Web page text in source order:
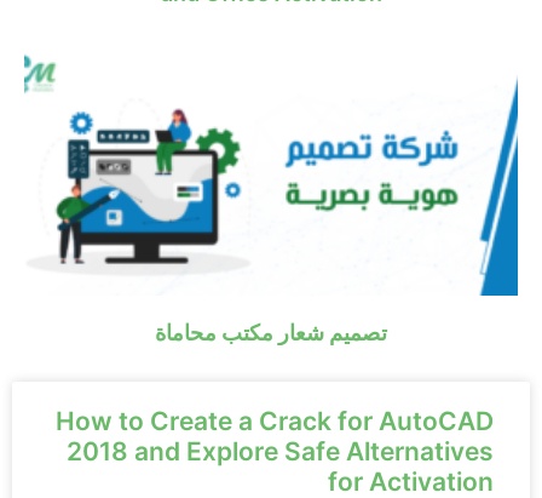
تصميم شعار مكتب محاماة
How to Create a Crack for AutoCAD
2018 and Explore Safe Alternatives
for Activation